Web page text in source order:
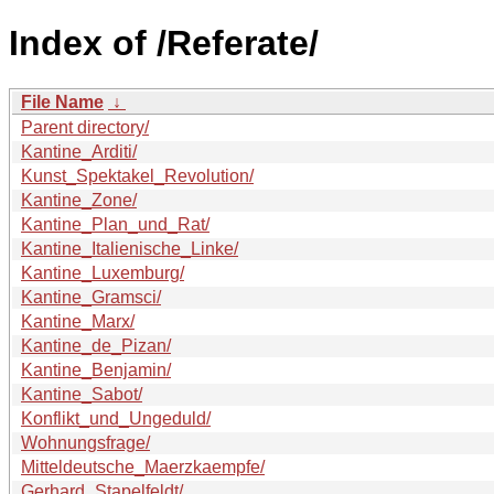
Index of /Referate/
File Name ↓
Parent directory/
Kantine_Arditi/
Kunst_Spektakel_Revolution/
Kantine_Zone/
Kantine_Plan_und_Rat/
Kantine_Italienische_Linke/
Kantine_Luxemburg/
Kantine_Gramsci/
Kantine_Marx/
Kantine_de_Pizan/
Kantine_Benjamin/
Kantine_Sabot/
Konflikt_und_Ungeduld/
Wohnungsfrage/
Mitteldeutsche_Maerzkaempfe/